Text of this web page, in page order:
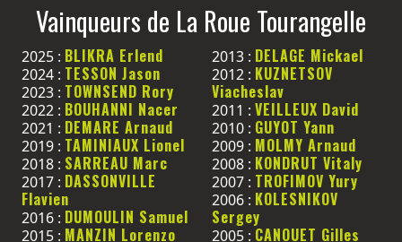
Vainqueurs de La Roue Tourangelle
2025 : BLIKRA Erlend
2024 : TESSON Jason
2023 : TOWNSEND Rory
2022 : BOUHANNI Nacer
2021 : DEMARE Arnaud
2019 : TAMINIAUX Lionel
2018 : SARREAU Marc
2017 : DASSONVILLE
Flavien
2016 : DUMOULIN Samuel
2013 : DELAGE Mickael
2012 : KUZNETSOV
Viacheslav
2011 : VEILLEUX David
2010 : GUYOT Yann
2009 : MOLMY Arnaud
2008 : KONDRUT Vitaly
2007 : TROFIMOV Yury
2006 : KOLESNIKOV
Sergey